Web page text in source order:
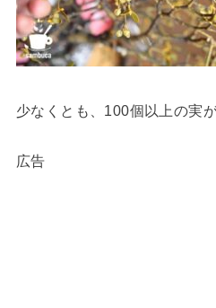
少なくとも、100個以上の実
広告